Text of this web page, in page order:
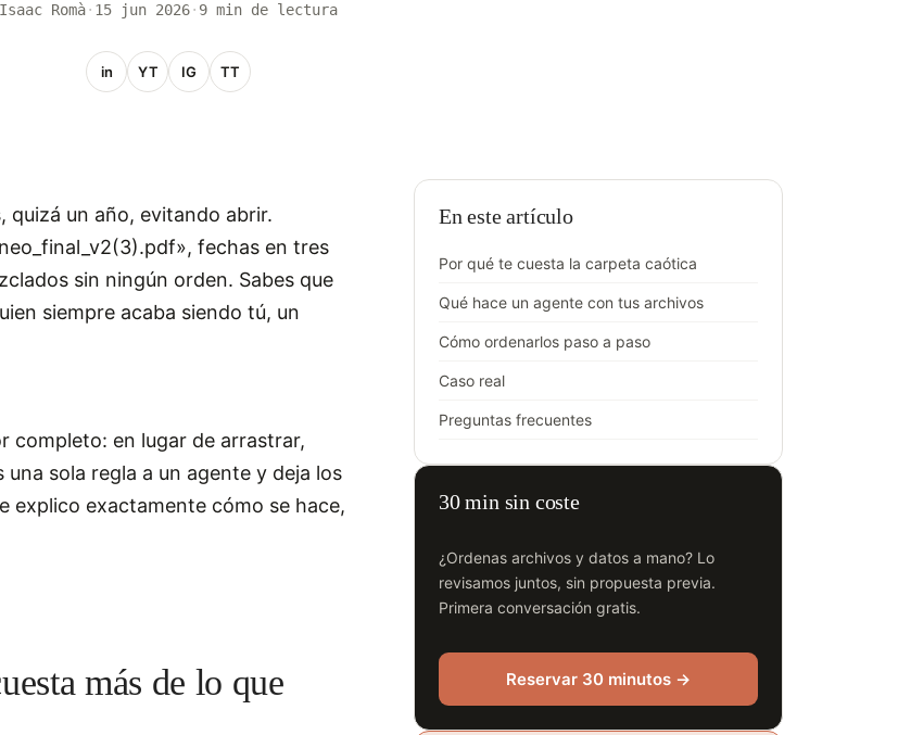
Isaac Romà· 15 jun 2026· 9 min de lectura
in YT IG TT
quizá un año, evitando abrir.
fechas en tres
sin ningún orden. Sabes que
siempre acaba siendo tú, un
completo: en lugar de arrastrar,
sola regla a un agente y deja los
explico exactamente cómo se hace,
más de lo que
En este artículo
Por qué te cuesta la carpeta caótica
Qué hace un agente con tus archivos
Cómo ordenarlos paso a paso
Caso real
Preguntas frecuentes
30 min sin coste
¿Ordenas archivos y datos a mano? Lo
revisamos juntos, sin propuesta previa.
Primera conversación gratis.
Reservar 30 minutos →